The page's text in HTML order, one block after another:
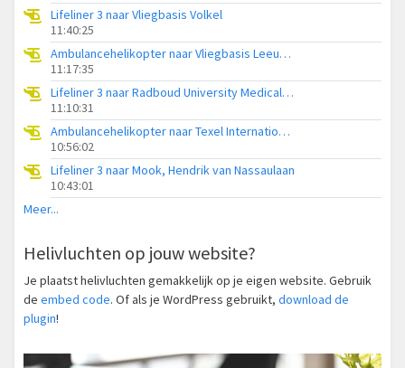
Lifeliner 3 naar Vliegbasis Volkel
11:40:25
Ambulancehelikopter naar Vliegbasis Leeuwarden
11:17:35
Lifeliner 3 naar Radboud University Medical Center Heliport
11:10:31
Ambulancehelikopter naar Texel International Airport
10:56:02
Lifeliner 3 naar Mook, Hendrik van Nassaulaan
10:43:01
Meer...
Helivluchten op jouw website?
Je plaatst helivluchten gemakkelijk op je eigen website. Gebruik
de embed code. Of als je WordPress gebruikt, download de
plugin!